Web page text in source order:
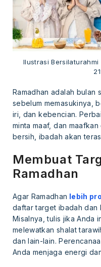
Ilustrasi
Ramadhan adalah bulan
sebelum memasukinya,
iri, dan kebencian.
minta maaf, dan
bersih, ibadah akan
Membuat
Ramadhan
Agar Ramadhan lebih
daftar target ibadah dan
Misalnya, tulis jika Anda
melewatkan shalat
dan lain-lain.
Anda menjaga energi